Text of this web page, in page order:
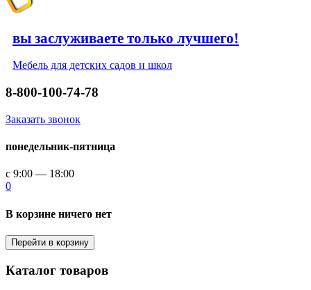
вы заслуживаете только лучшего!
Мебель для детских садов и школ
8-800-100-74-78
Заказать звонок
понедельник-пятница
с 9:00 — 18:00
0
В корзине ничего нет
Перейти в корзину
Каталог товаров